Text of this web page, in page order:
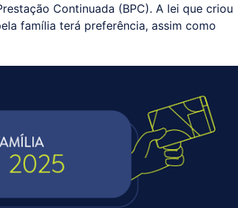
Continuada (BPC). A lei que criou
família terá preferência, assim como